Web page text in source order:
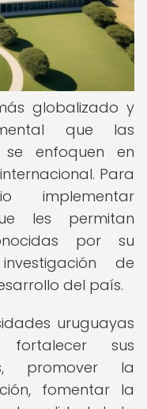
globalizado y
que las
se enfoquen en
Para
implementar
les permitan
por su
de
del país.
uruguayas
sus
promover la
fomentar la